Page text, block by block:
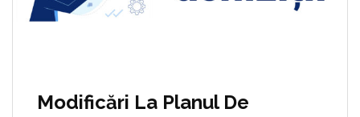
Modificări La Planul De